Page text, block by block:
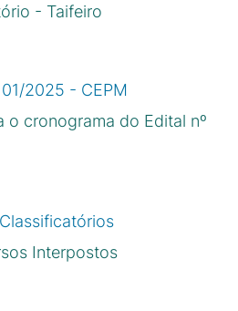
- Taifeiro
2025 - CEPM
o cronograma do Edital nº
Interpostos